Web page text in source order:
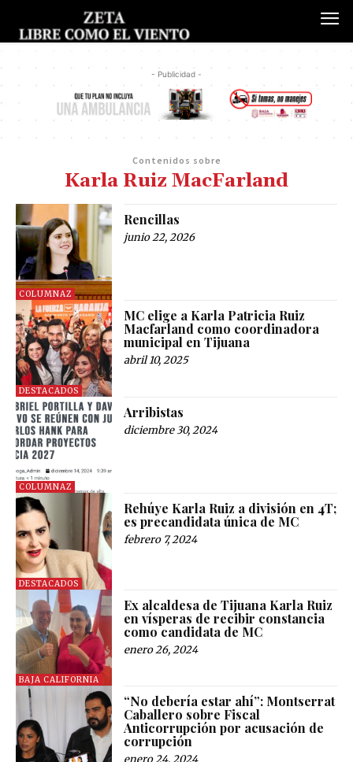
- Publicidad -
Contenidos sobre
Karla Ruiz MacFarland
COLUMNAZ
Rencillas
junio 22, 2026
DESTACADOS
MC elige a Karla Patricia Ruiz
Macfarland como coordinadora
municipal en Tijuana
abril 10, 2025
COLUMNAZ
Arribistas
diciembre 30, 2024
DESTACADOS
Rehúye Karla Ruiz a división en 4T;
es precandidata única de MC
febrero 7, 2024
BAJA CALIFORNIA
Ex alcaldesa de Tijuana Karla Ruiz
en vísperas de recibir constancia
como candidata de MC
enero 26, 2024
“No debería estar ahí”: Montserrat
Caballero sobre Fiscal
Anticorrupción por acusación de
corrupción
enero 24, 2024